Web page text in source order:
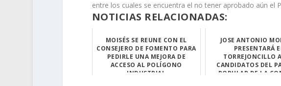
entre los cuales se encuentra el no tener aprobado aún el
NOTICIAS RELACIONADAS:
MOISÉS SE REUNE CON EL
CONSEJERO DE FOMENTO PARA
PEDIRLE UNA MEJORA DE
ACCESO AL POLÍGONO
INDUSTRIAL
JOSE ANTONIO
PRESENTARÁ
TORREJONCILLO
CANDIDATOS DEL
POPULAR DE LA